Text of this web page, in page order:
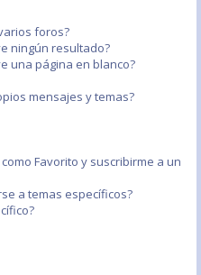
foros?
ningún resultado?
una página en blanco?
mensajes y temas?
Favorito y suscribirme a un
a temas específicos?